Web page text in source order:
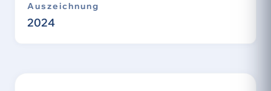
Auszeichnung
2024